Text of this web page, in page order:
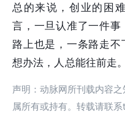
总的来说，创业的困
言，一旦认准了一件
路上也是，一条路走
想办法，人总能往前走。
声明：动脉网所刊载内容
属所有或持有。转载请联系